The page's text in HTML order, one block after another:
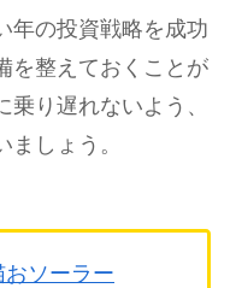
年の投資戦略を成功
を整えておくことが
り遅れないよう、
しょう。
おソーラー